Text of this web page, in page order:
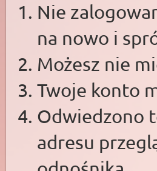
Nie
na nowo i
Możesz nie
Twoje konto
Odwiedzono
adresu